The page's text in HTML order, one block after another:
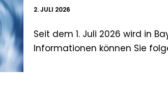
2. JULI 2026
Seit dem 1. Juli 2026 wird in
Informationen können Sie